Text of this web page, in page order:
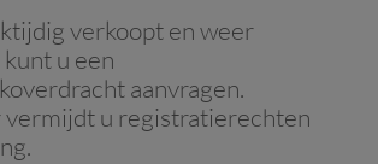
verkoopt en weer
u een
aanvragen.
vermijdt u registratierechten